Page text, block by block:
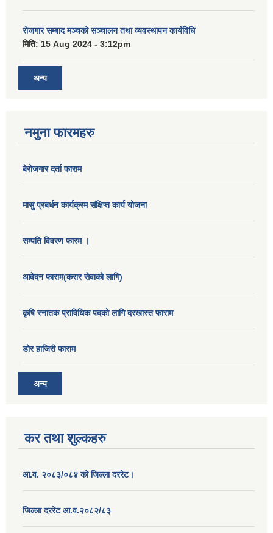
रोजगार सम्बाद मञ्चको सञ्चालन तथा व्यवस्थापन कार्यविधि
मिति: 15 Aug 2024 - 3:12pm
अन्य
नमुना फारमहरु
बेरोजगार दर्ता फाराम
मासु प्रबर्धन कार्यक्रम संक्षिप्त कार्य योजना
सम्पति विवरण फारम ।
आवेदन फाराम(करार सेवाको लागि)
कृषि स्नातक प्राविधिक पदको लागि दरखास्त फाराम
डोर हाजिरी फाराम
अन्य
कर तथा शुल्कहरु
आ.व. २०८३/०८४ को जिल्ला दररेट।
जिल्ला दररेट आ.व.२०८२/८३